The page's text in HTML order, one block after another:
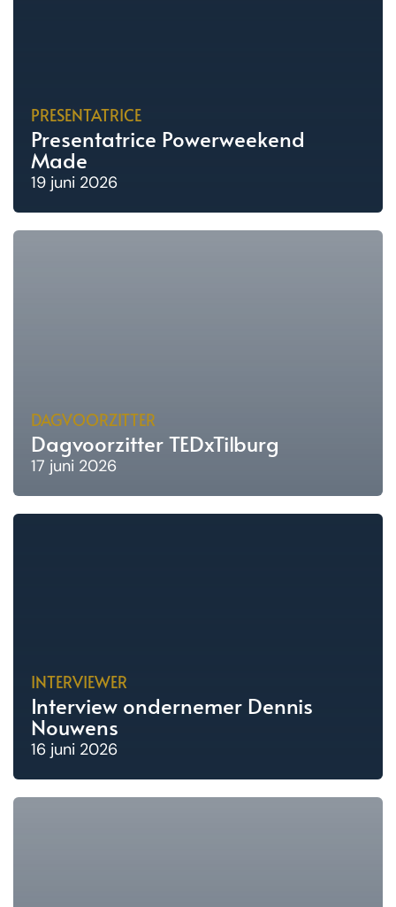
PRESENTATRICE
Presentatrice Powerweekend
Made
19 juni 2026
DAGVOORZITTER
Dagvoorzitter TEDxTilburg
17 juni 2026
INTERVIEWER
Interview ondernemer Dennis
Nouwens
16 juni 2026